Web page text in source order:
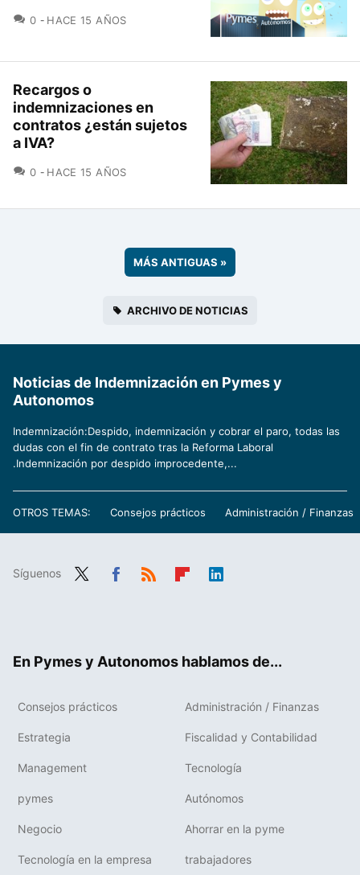
0 COMENTARIOS
HACE 15 AÑOS
Recargos o
indemnizaciones en
contratos ¿están sujetos
a IVA?
0 COMENTARIOS
HACE 15 AÑOS
MÁS ANTIGUAS »
ARCHIVO DE NOTICIAS
Noticias de Indemnización en Pymes y
Autonomos
Indemnización:Despido, indemnización y cobrar el paro, todas las
dudas con el fin de contrato tras la Reforma Laboral
.Indemnización por despido improcedente,...
OTROS TEMAS: Consejos prácticos Administración / Finanzas
Síguenos
En Pymes y Autonomos hablamos de...
Consejos prácticos Administración / Finanzas
Estrategia Fiscalidad y Contabilidad
Management Tecnología
pymes Autónomos
Negocio Ahorrar en la pyme
Tecnología en la empresa trabajadores